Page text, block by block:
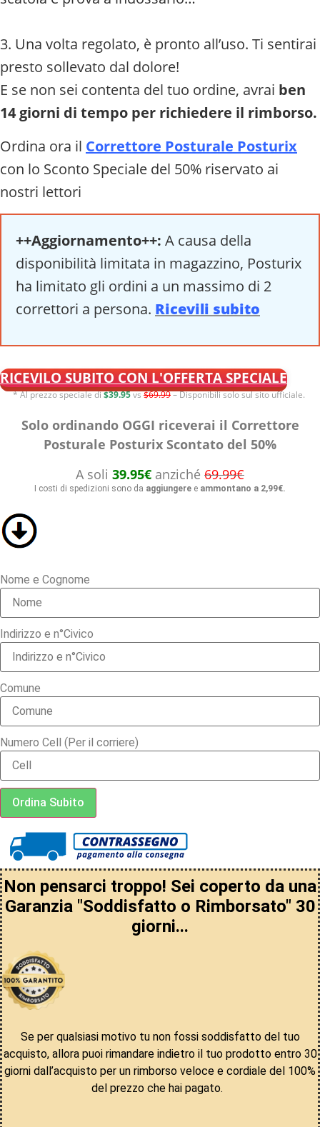
3. Una volta regolato, è pronto all’uso. Ti sentirai
presto sollevato dal dolore!
E se non sei contenta del tuo ordine, avrai ben
14 giorni di tempo per richiedere il rimborso.
Ordina ora il Correttore Posturale Posturix
con lo Sconto Speciale del 50% riservato ai
nostri lettori
++Aggiornamento++: A causa della
disponibilità limitata in magazzino, Posturix
ha limitato gli ordini a un massimo di 2
correttori a persona. Ricevili subito
RICEVILO SUBITO CON L'OFFERTA SPECIALE
* Al prezzo speciale di$39.95vs$69.99– Disponibili solo sul sito ufficiale.
Solo ordinando OGGI riceverai il Correttore
Posturale Posturix Scontato del 50%
A soli 39.95€ anziché 69.99€
I costi di spedizioni sono da aggiungere e ammontano a 2,99€.
Nome e Cognome
Indirizzo e n°Civico
Comune
Numero Cell (Per il corriere)
Ordina Subito
Non pensarci troppo! Sei coperto da una
Garanzia "Soddisfatto o Rimborsato" 30
giorni...
Se per qualsiasi motivo tu non fossi soddisfatto del tuo
acquisto, allora puoi rimandare indietro il tuo prodotto entro 30
giorni dall’acquisto per un rimborso veloce e cordiale del 100%
del prezzo che hai pagato.